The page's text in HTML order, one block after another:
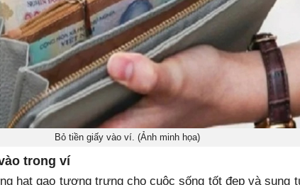
Bỏ tiền giấy vào ví. (Ảnh minh họa)
trong ví
hạt gạo tượng trưng cho cuộc sống tốt đẹp và sung